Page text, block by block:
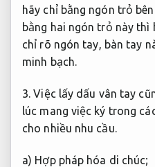
hãy chỉ bằng ngón trỏ
bằng hai ngón trỏ này thì
chỉ rõ ngón tay, bàn tay
minh bạch.
3. Việc lấy dấu vân tay
lúc mang việc ký trong
cho nhiều nhu cầu.
a) Hợp pháp hóa di chúc;